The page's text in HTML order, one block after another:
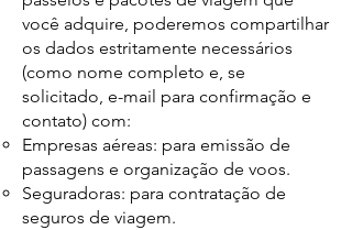
você adquire, poderemos compartilhar
os dados estritamente necessários
(como nome completo e, se
solicitado, e-mail para confirmação e
contato) com:
Empresas aéreas: para emissão de
passagens e organização de voos.
Seguradoras: para contratação de
seguros de viagem.